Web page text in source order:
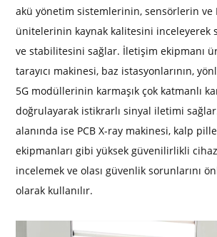
akü yönetim sistemlerinin, sensörlerin ve
ünitelerinin kaynak kalitesini inceleyerek
ve stabilitesini sağlar. İletişim ekipmanı
tarayıcı makinesi, baz istasyonlarının,
5G modüllerinin karmaşık çok katmanlı
doğrulayarak istikrarlı sinyal iletimi
alanında ise PCB X-ray makinesi, kalp
ekipmanları gibi yüksek güvenilirlikli
incelemek ve olası güvenlik sorunlarını
olarak kullanılır.